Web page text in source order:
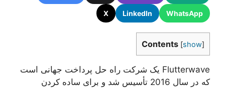
WhatsApp
LinkedIn
X
Contents [show]
Flutterwave یک شرکت راه حل پرداخت جهانی است
که در سال 2016 تأسیس شد و برای ساده کردن